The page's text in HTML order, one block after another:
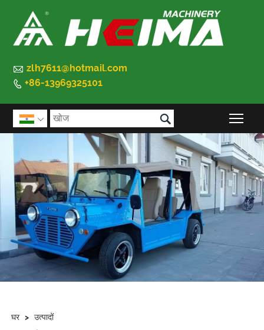
 zlh7611@hotmail.com
 +86-13969325101
 
घर > उत्पादों